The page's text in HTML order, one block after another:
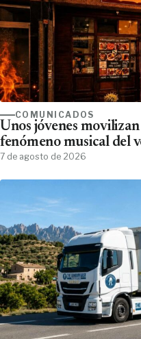
COMUNICADOS
Unos jóvenes
fenómeno musical del
7 de agosto de 2026